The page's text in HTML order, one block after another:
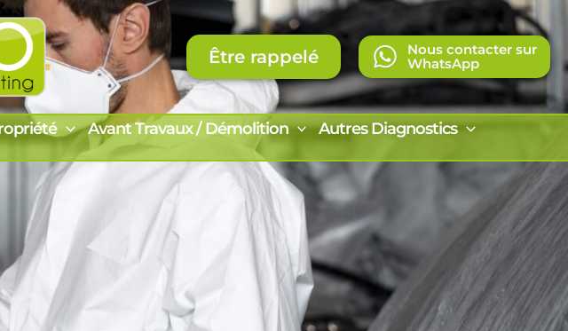
Être rappelé
Nous contacter sur
WhatsApp
Avant Travaux / Démolition
Autres Diagnostics